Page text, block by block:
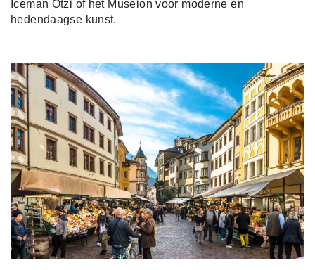
Iceman Ötzi of het Museion voor moderne en
hedendaagse kunst.